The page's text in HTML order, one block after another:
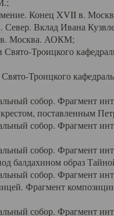
Конец XVII в.
Вклад Ивана
Москва. АОКМ;
Троицкого
Троицкого
собор. Фрагмент
поставленным
собор. Фрагмент
собор. Фрагмент
балдахином образ
собор. Фрагмент
Фрагмент
собор. Фрагмент